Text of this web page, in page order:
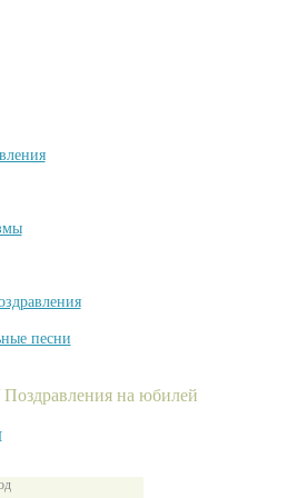
песни
Поздравления на юбилей